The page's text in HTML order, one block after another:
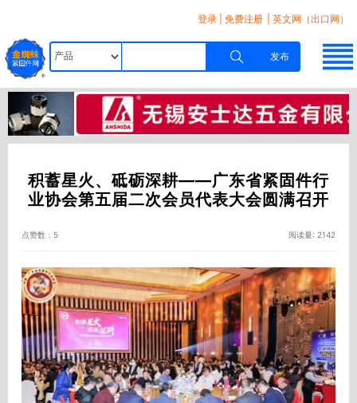
登录 免费注册 | 英文网（出口网）
发布
积蓄星火、砥砺深耕——广东省紧固件行
业协会第五届二次会员代表大会圆满召开
点赞数：5 阅读量: 2142